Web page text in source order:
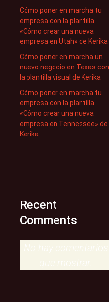
Cómo poner en marcha tu
empresa con la plantilla
«Cómo crear una nueva
empresa en Utah» de Kerika
Cómo poner en marcha un
nuevo negocio en Texas con
la plantilla visual de Kerika
Cómo poner en marcha tu
empresa con la plantilla
«Cómo crear una nueva
empresa en Tennessee» de
Kerika
Recent
Comments
No hay comentarios
que mostrar.